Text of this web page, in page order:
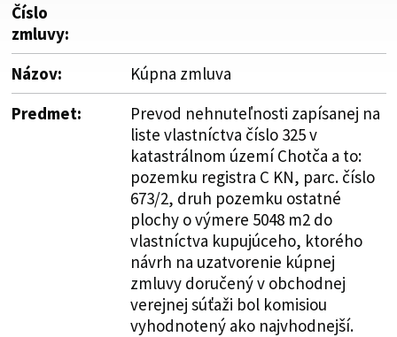
Číslo
zmluvy:
Názov:
Kúpna zmluva
Predmet:
Prevod nehnuteľnosti zapísanej na
liste vlastníctva číslo 325 v
katastrálnom území Chotča a to:
pozemku registra C KN, parc. číslo
673/2, druh pozemku ostatné
plochy o výmere 5048 m2 do
vlastníctva kupujúceho, ktorého
návrh na uzatvorenie kúpnej
zmluvy doručený v obchodnej
verejnej súťaži bol komisiou
vyhodnotený ako najvhodnejší.